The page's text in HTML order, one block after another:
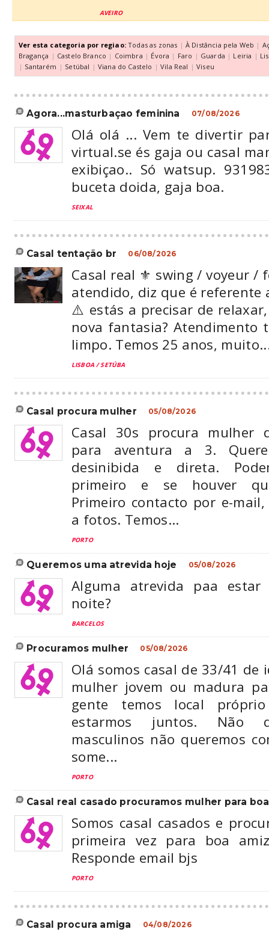
AVEIRO
Ver esta categoria por regiao: Todas as zonas | À Distância pela Web |
Bragança | Castelo Branco | Coimbra | Évora | Faro | Guarda | Leiria |
| Santarém | Setúbal | Viana do Castelo | Vila Real | Viseu
agora...masturbaçao feminina 07/08/2026
Olá olá ... Vem te divertir
virtual.se és gaja ou casal
exibiçao.. Só watsup.
buceta doida, gaja boa.
SEIXAL
casal tentação br 06/08/2026
Casal real ⚜️ swing / voyeur
atendido, diz que é referente
⚠️ estás a precisar de
nova fantasia? Atendimento
limpo. Temos 25 anos,
LISBOA / SETÚBA
casal procura mulher 05/08/2026
Casal 30s procura mulher
para aventura a 3.
desinibida e direta.
primeiro e se houver
Primeiro contacto por e-
a fotos. Temos...
PORTO
queremos uma atrevida hoje 05/08/2026
Alguma atrevida paa
noite?
BARCELOS
procuramos mulher 05/08/2026
Olá somos casal de 33/41 de
mulher jovem ou madura
gente temos local
estarmos juntos. Não
masculinos não queremos
some...
PORTO
casal real casado procuramos mulher para
Somos casal casados e
primeira vez para boa
Responde email bjs
PORTO
casal procura amiga 04/08/2026